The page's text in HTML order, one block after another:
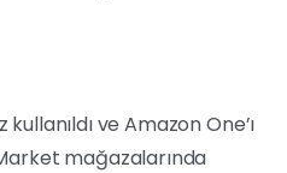
ve Amazon One’ı
mağazalarında